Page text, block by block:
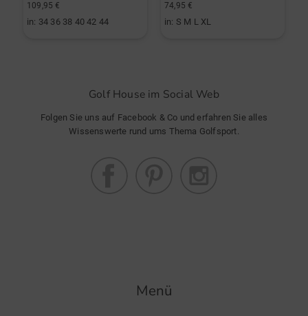
109,95 €
in: 34 36 38 40 42 44
74,95 €
in: S M L XL
Golf House im Social Web
Folgen Sie uns auf Facebook & Co und erfahren Sie alles
Wissenswerte rund ums Thema Golfsport.
Menü